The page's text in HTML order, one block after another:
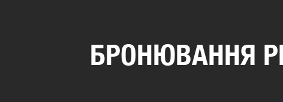
БРОНЮВАННЯ